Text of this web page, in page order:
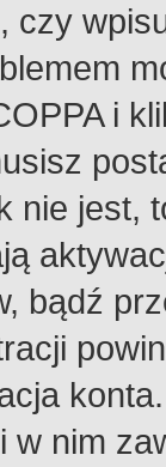
i
nie jest,
bądź
nim